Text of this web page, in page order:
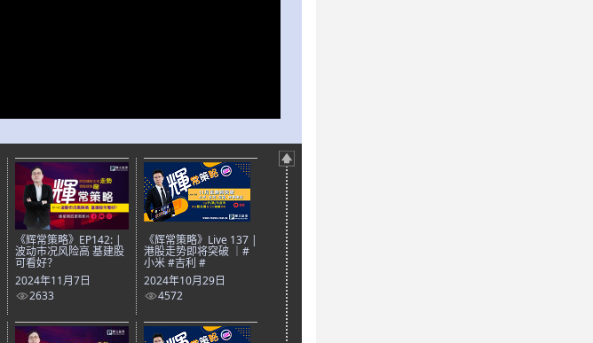
《辉常策略》EP142: |
波动市况风险高 基建股
可看好？
2024年11月7日
2633
《辉常策略》Live 137 |
港股走势即将突破 ｜#
小米 #吉利 #
2024年10月29日
4572